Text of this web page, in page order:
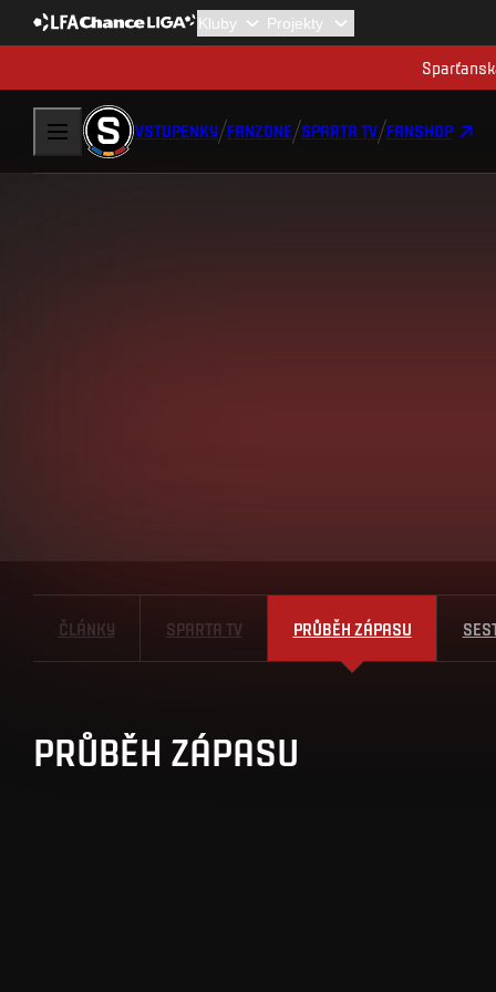
VSTUPENKY FANZONE SPARTA TV FANSHOP
ČLÁNKY SPARTA TV PRŮBĚH ZÁPASU
PRŮBĚH ZÁPASU